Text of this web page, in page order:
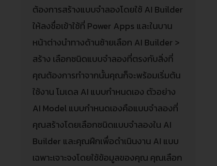
ต้องการสร้างแบบจำลองโดยใช้ AI Builder
ให้ลงชื่อเข้าใช้ที่ Power Apps และในบาน
หน้าต่างนำทางด้านซ้ายเลือก AI Builder >
สร้าง เลือกชนิดแบบจำลองที่ตรงกับสิ่งที่
คุณต้องการทำจากนั้นคุณก็จะพร้อมเริ่มต้น
ใช้งาน โมเดล AI แบบกำหนดเอง ตัวอย่าง
AI Model แบบกำหนดเองคือแบบจำลองที่
คุณสร้างโดยเลือกชนิดแบบจำลองใน AI
Builder และคุณฝึกเพื่อดำเนินงาน AI แบบ
เฉพาะเจาะจงโดยใช้ข้อมูลของคุณ คุณเลือก